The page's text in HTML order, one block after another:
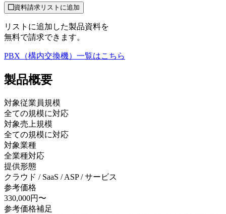
資料請求リストに追加
リストに追加した製品資料を
無料で請求できます。
PBX（構内交換機） 一覧はこちら
製品概要
対象従業員規模
全ての規模に対応
対象売上規模
全ての規模に対応
対象業種
全業種対応
提供形態
クラウド / SaaS / ASP / サービス
参考価格
330,000円〜
参考価格補足